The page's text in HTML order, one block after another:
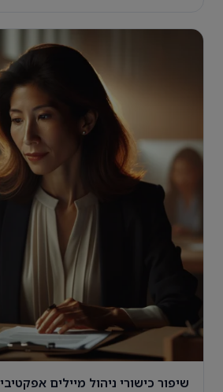
שיפור כישורי ניהול מיילים אפקטיבי